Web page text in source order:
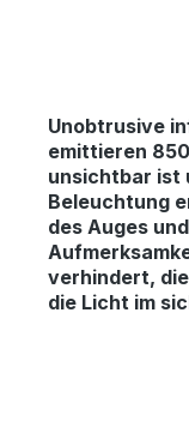
Unobtrusive
emittieren
unsichtbar ist
Beleuchtung
des Auges
verhindert,
die Licht im